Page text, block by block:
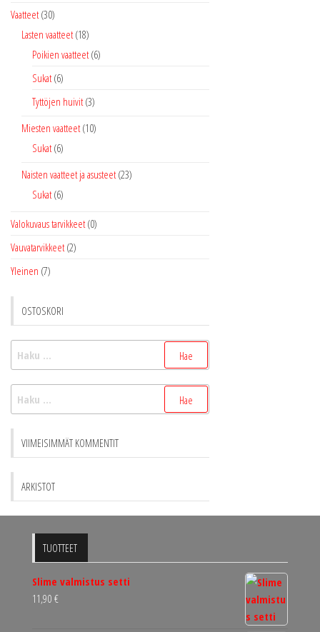
Vaatteet (30)
Lasten vaatteet (18)
Poikien vaatteet (6)
Sukat (6)
Tyttöjen huivit (3)
Miesten vaatteet (10)
Sukat (6)
Naisten vaatteet ja asusteet (23)
Sukat (6)
Valokuvaus tarvikkeet (0)
Vauvatarvikkeet (2)
Yleinen (7)
OSTOSKORI
VIIMEISIMMÄT KOMMENTIT
ARKISTOT
TUOTTEET
Slime valmistus setti
11,90 €